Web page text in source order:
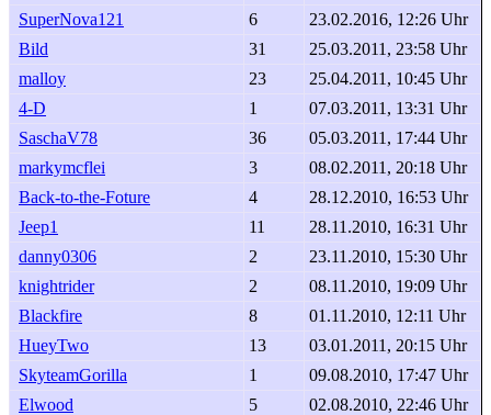
SuperNova121
6
23.02.2016, 12:26 Uhr
Bild
31
25.03.2011, 23:58 Uhr
malloy
23
25.04.2011, 10:45 Uhr
4-D
1
07.03.2011, 13:31 Uhr
SaschaV78
36
05.03.2011, 17:44 Uhr
markymcflei
3
08.02.2011, 20:18 Uhr
Back-to-the-Foture
4
28.12.2010, 16:53 Uhr
Jeep1
11
28.11.2010, 16:31 Uhr
danny0306
2
23.11.2010, 15:30 Uhr
knightrider
2
08.11.2010, 19:09 Uhr
Blackfire
8
01.11.2010, 12:11 Uhr
HueyTwo
13
03.01.2011, 20:15 Uhr
SkyteamGorilla
1
09.08.2010, 17:47 Uhr
Elwood
5
02.08.2010, 22:46 Uhr